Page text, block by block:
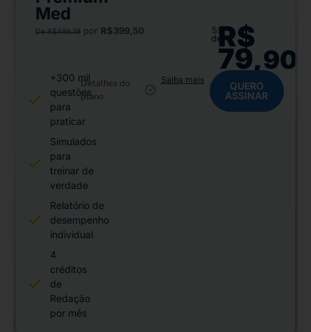
Med
De R$499,38 por R$399,50 5x
deR$
79,90
+300 mil
questões
para
praticar
Simulados
para
treinar de
verdade
Relatório de
desempenho
individual
4
créditos
de
Redação
por mês
Detalhes do
plano
Saiba mais
QUERO
ASSINAR